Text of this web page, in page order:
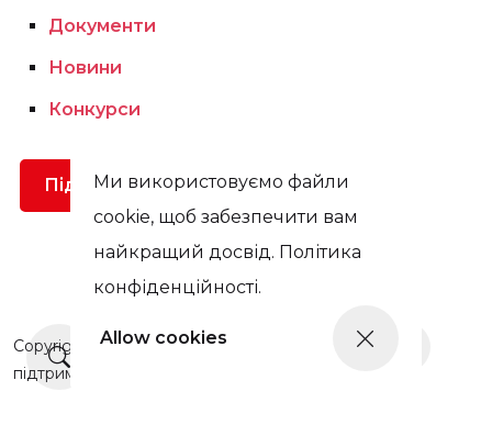
Ми використовуємо файли
cookie, щоб забезпечити вам
найкращий досвід. Політика
конфіденційності.
Allow cookiesЩе новини
Документи
Новини
Конкурси
Підтримати
Copyright © Цей сайт був оновлений у 2025 році завдяки
підтримці Prague Civil Society Centre